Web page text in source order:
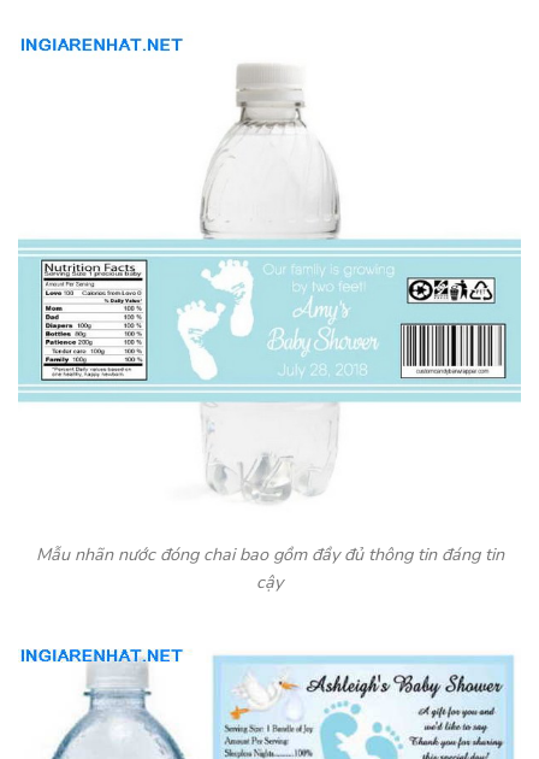
Mẫu nhãn nước đóng chai bao gồm đầy đủ thông tin đáng tin
cậy